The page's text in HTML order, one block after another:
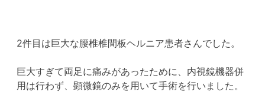
2件目は巨大な腰椎椎間板ヘルニア患者さんでした。
巨大すぎて両足に痛みがあったために、内視鏡機器併
用は行わず、顕微鏡のみを用いて手術を行いました。